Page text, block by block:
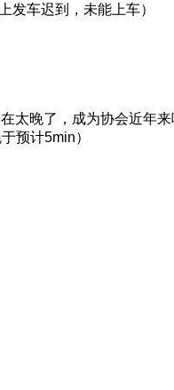
发车迟到，未能上车）
晚了，成为协会近年来
预计5min）